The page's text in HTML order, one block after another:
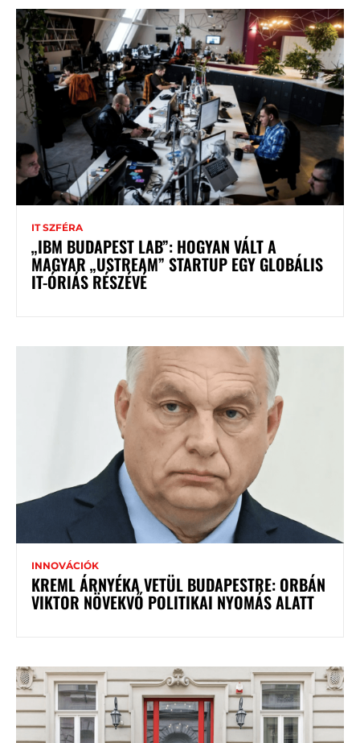
IT SZFÉRA
„IBM BUDAPEST LAB”: HOGYAN VÁLT A
MAGYAR „USTREAM” STARTUP EGY GLOBÁLIS
IT-ÓRIÁS RÉSZÉVÉ
INNOVÁCIÓK
KREML ÁRNYÉKA VETÜL BUDAPESTRE: ORBÁN
VIKTOR NÖVEKVŐ POLITIKAI NYOMÁS ALATT